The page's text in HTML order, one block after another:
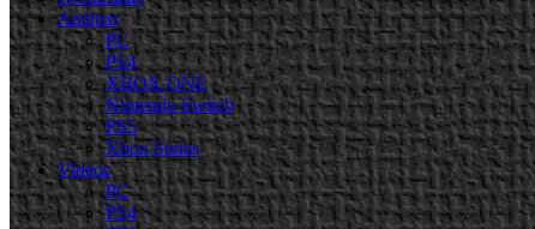
Análisis
PC
PS4
XBOX ONE
Nintendo Switch
PS5
Xbox Series
Videos
PC
PS4